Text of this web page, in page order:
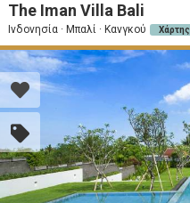
The Iman Villa Bali
Ινδονησία · Μπαλί · Κανγκού Χάρτης